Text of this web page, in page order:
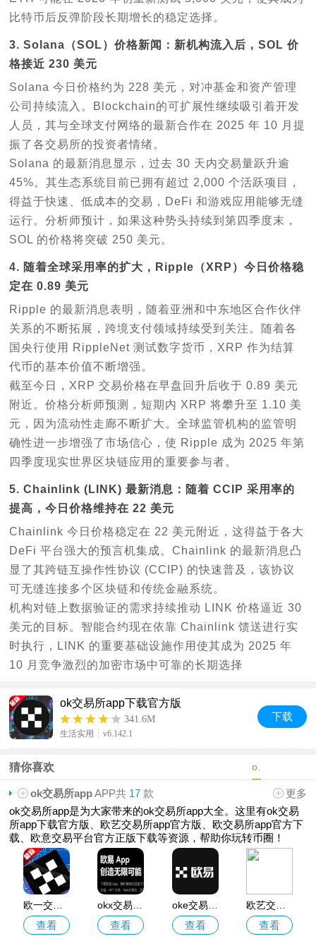
比特币后反弹阶段长期增长的稳定选择。
3. Solana（SOL）价格新闻：新机构流入后，SOL 价
格接近 230 美元
Solana 今日价格约为 228 美元，对冲基金和资产管理
公司持续流入。Blockchain的可扩展性继续吸引着开发
人员，其与全球支付网络的最新合作在 2025 年 10 月提
振了各交易所的投资者情绪。
Solana 的最新消息显示，过去 30 天内交易量跃升逾
45%。其生态系统目前已拥有超过 2,000 个活跃项目，
得益于快速、低成本的交易，DeFi 和游戏应用能够无缝
运行。分析师预计，如果这种势头持续到第四季度末，
SOL 的价格将突破 250 美元。
4. 随着全球采用率的扩大，Ripple（XRP）今日价格稳
定在 0.89 美元
Ripple 的最新消息表明，随着亚洲和中东地区合作伙伴
关系的不断拓展，跨境支付领域持续受到关注。随着各
国央行使用 RippleNet 测试数字货币，XRP 作为结算
代币的基本价值不断增强。
截至今日，XRP 交易价格在早盘回升后收于 0.89 美元
附近。价格分析师预测，短期内 XRP 将攀升至 1.10 美
元，因为流动性走廊不断扩大。全球监管机构的监管明
确性进一步增强了市场信心，使 Ripple 成为 2025 年第
四季度现实世界区块链应用的重要参与者。
5. Chainlink (LINK) 最新消息：随着 CCIP 采用率的
提高，今日价格维持在 22 美元
Chainlink 今日价格稳定在 22 美元附近，这得益于各大
DeFi 平台强大的预言机集成。Chainlink 的最新消息凸
显了其跨链互操作性协议 (CCIP) 的快速普及，该协议
可无缝连接多个区块链和传统金融系统。
机构对链上数据验证的需求持续推动 LINK 价格逼近 30
美元的目标。智能合约现在依靠 Chainlink 馈送进行实
时执行，LINK 的重要基础设施作用使其成为 2025 年
10 月竞争激烈的加密市场中可靠的长期选择
ok交易所app下载官方版
341.6M
生活实用 v6.142.1
下载
猜你喜欢
ok交易所appAPP共 17 款
更多
ok交易所app是为大家带来的ok交易所app大全。这里有ok交易
所app下载官方版、欧艺交易所app官方版、欧交易所app官方下
载、欧意交易平台官方正版下载等资源，帮助你玩转币圈！
查看 查看 查看
欧艺交易所app官方版
查看